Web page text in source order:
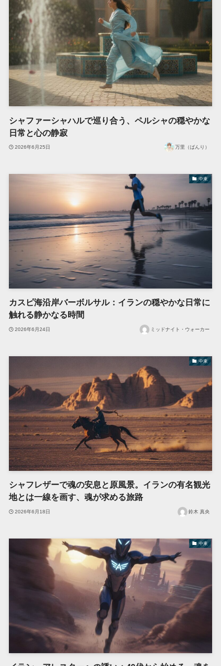
シャファーシャハルで巡り合う、ペルシャの穏やかな
日常と心の静寂
2026年6月25日 万里（ばんり）
中東
カスピ海沿岸バーボルサル：イランの穏やかな日常に
触れる静かなる時間
2026年6月24日 ミッドナイト・ウォーカー
中東
シャフレザーで魂の安息と原風景。イランの有名観光
地とは一線を画す、魂が求める旅路
2026年6月18日 鈴木 真央
中東